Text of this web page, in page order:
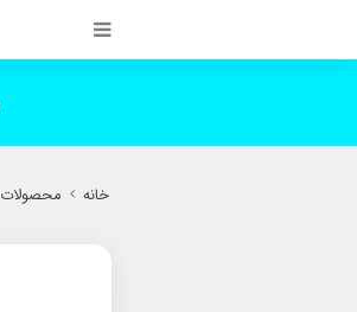
خانه محصولات